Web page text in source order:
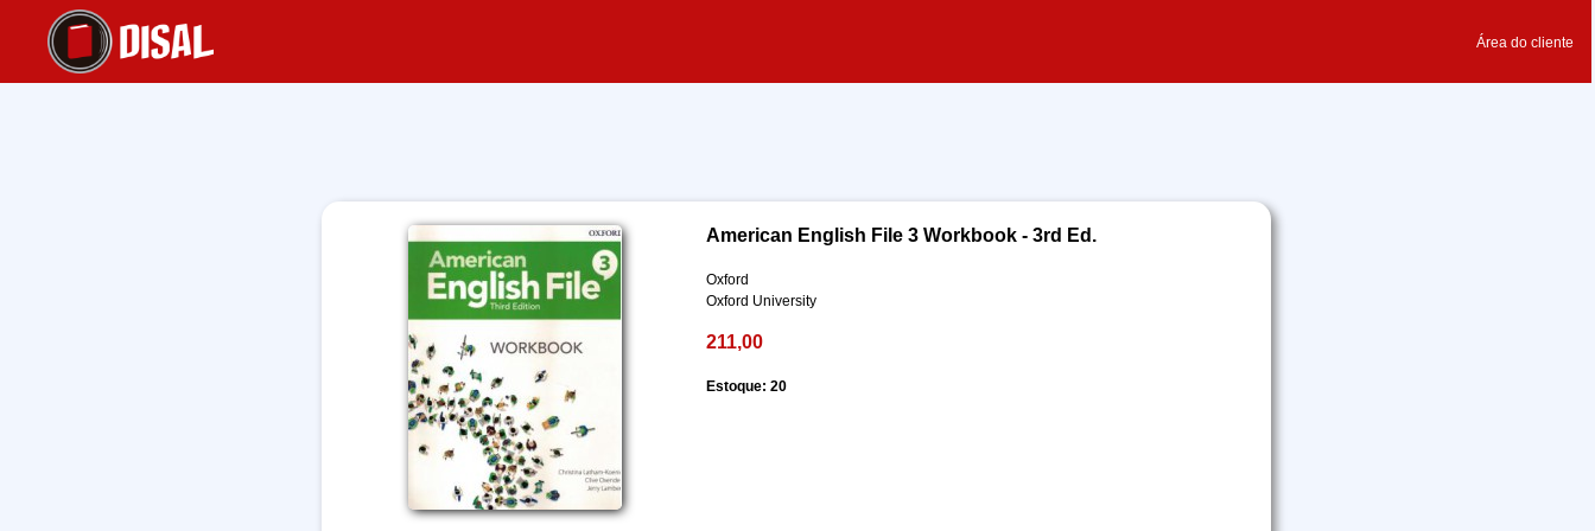
Área do cliente
American English File 3 Workbook - 3rd Ed.
Oxford
Oxford University
211,00
Estoque: 20